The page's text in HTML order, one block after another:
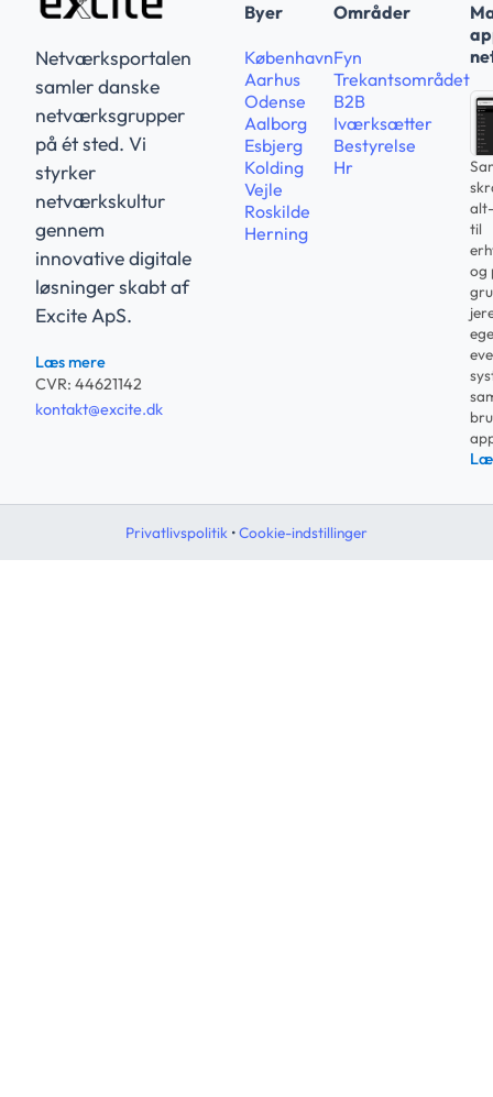
Netværksportalen
samler danske
netværksgrupper
på ét sted. Vi
styrker
netværkskultur
gennem
innovative digitale
løsninger skabt af
Excite ApS.
Læs mere
CVR: 44621142
kontakt@excite.dk
Byer
København
Aarhus
Odense
Aalborg
Esbjerg
Kolding
Vejle
Roskilde
Herning
Områder
Fyn
Trekantsområdet
B2B
Iværksætter
Bestyrelse
Hr
til
og
Privatlivspolitik •Cookie-indstillinger